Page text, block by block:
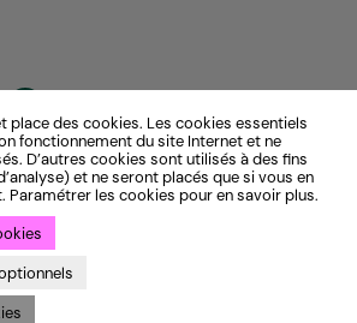
place des cookies. Les cookies essentiels
fonctionnement du site Internet et ne
D’autres cookies sont utilisés à des fins
et ne seront placés que si vous en
Paramétrer les cookies pour en savoir plus.